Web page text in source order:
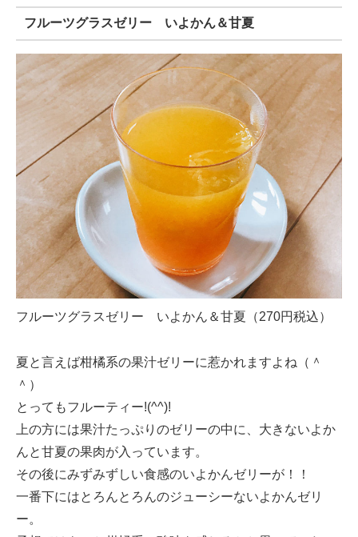
フルーツグラスゼリー いよかん＆甘夏
フルーツグラスゼリー いよかん＆甘夏（270円税込）
夏と言えば柑橘系の果汁ゼリーに惹かれますよね（＾
＾）
とってもフルーティー!(^^)!
上の方には果汁たっぷりのゼリーの中に、大きないよか
んと甘夏の果肉が入っています。
その後にみずみずしい食感のいよかんゼリーが！！
一番下にはとろんとろんのジューシーないよかんゼリ
ー。